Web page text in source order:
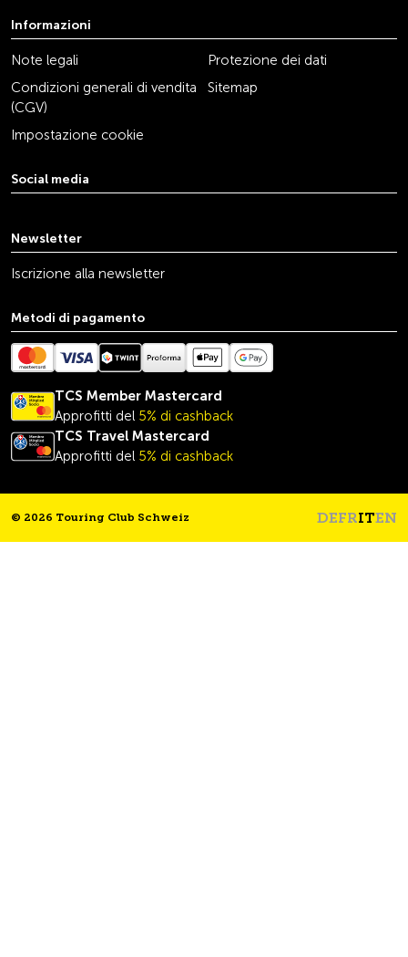
Informazioni
Note legali
Protezione dei dati
Condizioni generali di vendita
(CGV)
Sitemap
Impostazione cookie
Social media
Newsletter
Iscrizione alla newsletter
Metodi di pagamento
TCS Member Mastercard
Approfitti del 5% di cashback
TCS Travel Mastercard
Approfitti del 5% di cashback
© 2026 Touring Club Schweiz DEFRITEN